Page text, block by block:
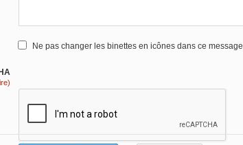
Ne pas changer les binettes en icônes dans ce message.